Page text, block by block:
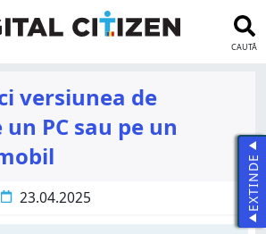
CAUTĂ
versiunea de
PC sau pe un
23.04.2025 EXTINDE